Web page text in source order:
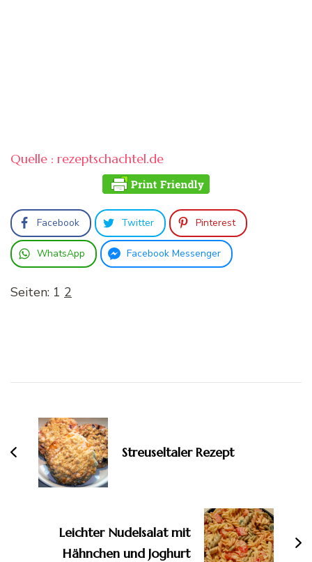
Quelle : rezeptschachtel.de
Facebook Twitter Pinterest
WhatsApp Facebook Messenger
Seiten: 1 2
Streuseltaler Rezept
Leichter Nudelsalat mit
Hähnchen und Joghurt